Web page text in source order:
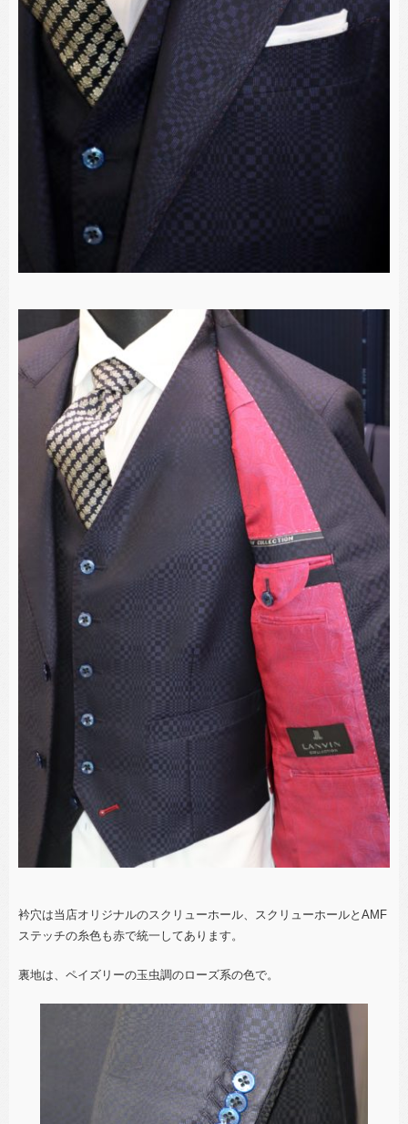
衿穴は当店オリジナルのスクリューホール、スクリューホールとAMF
ステッチの糸色も赤で統一してあります。
裏地は、ペイズリーの玉虫調のローズ系の色で。